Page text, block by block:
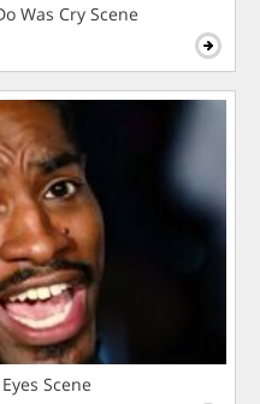
Was Cry Scene
Scene